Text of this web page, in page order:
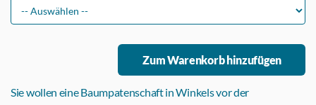
Sie wollen eine Baumpatenschaft in Winkels vor der